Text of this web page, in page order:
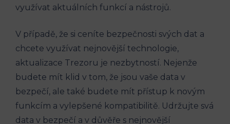
využívat aktuálních funkcí a nástrojů.
V případě, že si ceníte bezpečnosti svých dat a
chcete využívat nejnovější technologie,
aktualizace Trezoru je nezbytností. Nejenže
budete mít klid v tom, že jsou vaše data v
bezpečí, ale také budete mít přístup k novým
funkcím a vylepšené kompatibilitě. Udržujte svá
data v bezpečí a v důvěře s nejnovější